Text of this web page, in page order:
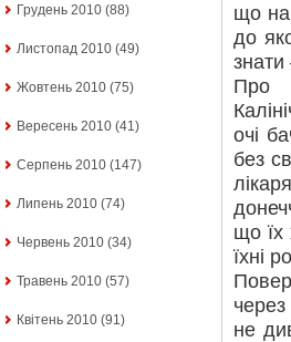
Грудень 2010 (88)
Листопад 2010 (49)
Жовтень 2010 (75)
Вересень 2010 (41)
Серпень 2010 (147)
Липень 2010 (74)
Червень 2010 (34)
Травень 2010 (57)
Квітень 2010 (91)
що
до
Про
очі
без
що їх
їхні
не